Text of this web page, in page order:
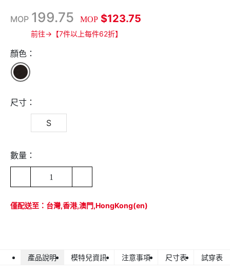
MOP 199.75 MOP $123.75
前往→【7件以上每件62折】
顏色：
尺寸：
S
數量：
1
僅配送至：台灣,香港,澳門,HongKong(en)
產品說明 模特兒資訊 注意事項 尺寸表 試穿表